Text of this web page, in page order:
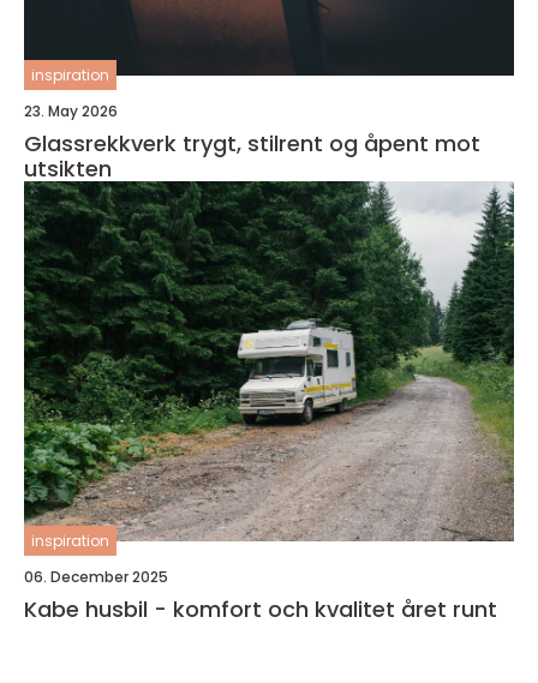
inspiration
23. May 2026
Glassrekkverk trygt, stilrent og åpent mot
utsikten
inspiration
06. December 2025
Kabe husbil - komfort och kvalitet året runt